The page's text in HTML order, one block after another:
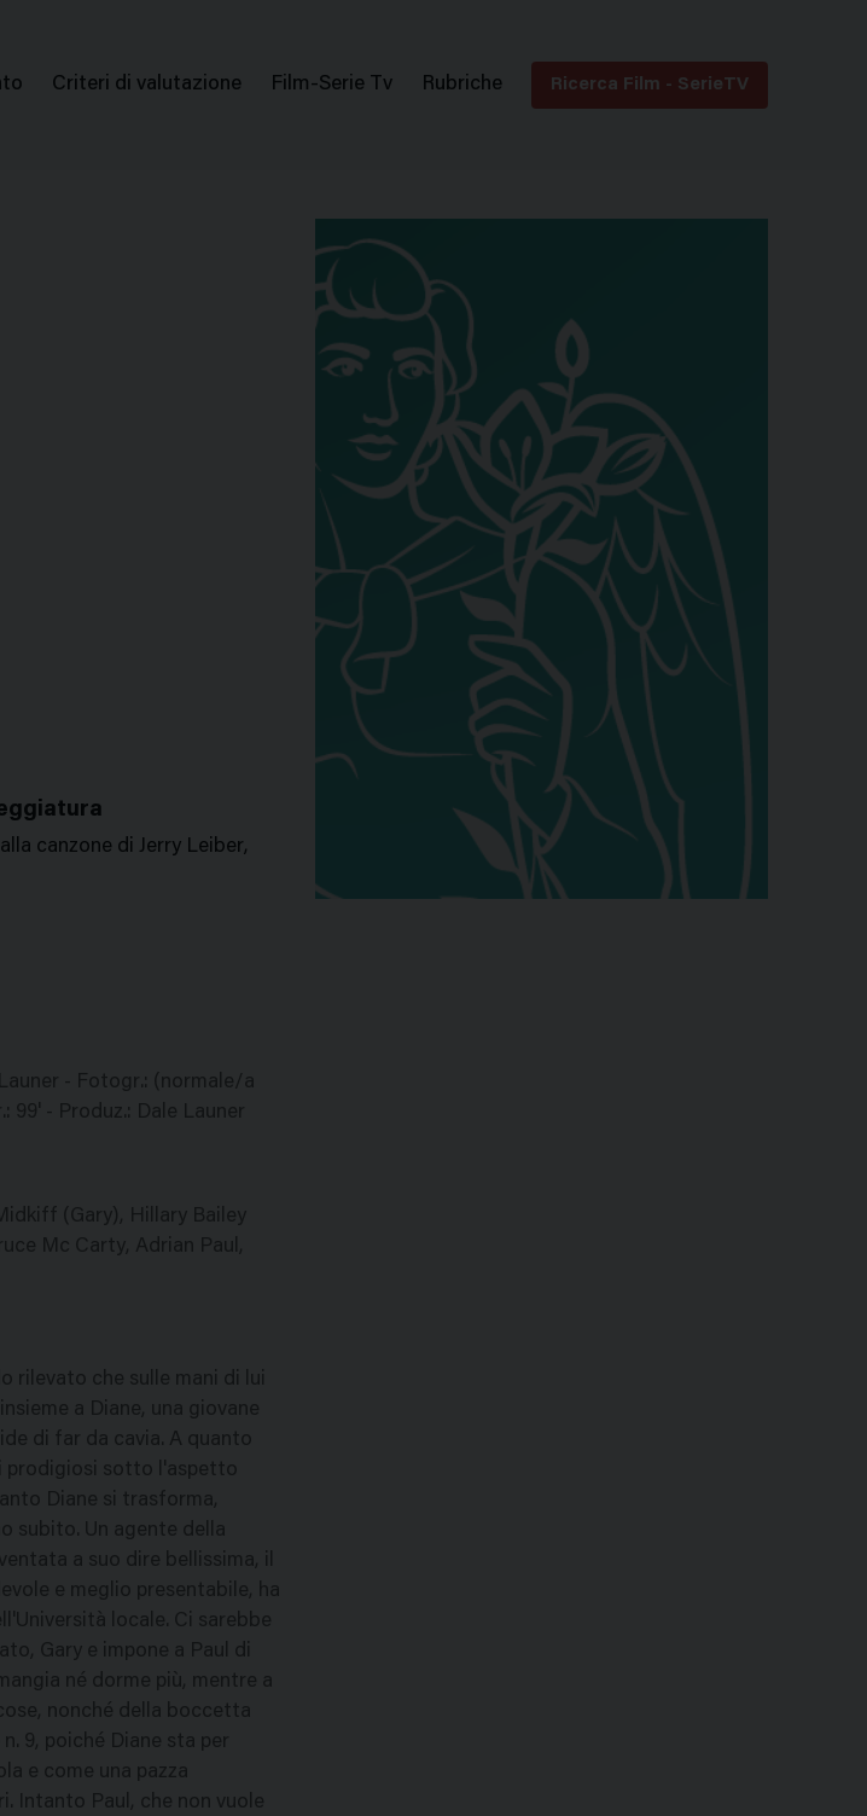
Criteri di valutazione Film-Serie Tv Rubriche Ricerca Film - SerieTV
canzone di Jerry Leiber,
- Fotogr.: (normale/a
- Produz.: Dale Launer
(Gary), Hillary Bailey
Mc Carty, Adrian Paul,
rilevato che sulle mani di lui
a Diane, una giovane
di far da cavia. A quanto
prodigiosi sotto l'aspetto
Diane si trasforma,
subito. Un agente della
a suo dire bellissima, il
e meglio presentabile, ha
locale. Ci sarebbe
Gary e impone a Paul di
né dorme più, mentre a
nonché della boccetta
9, poiché Diane sta per
e come una pazza
Intanto Paul, che non vuole